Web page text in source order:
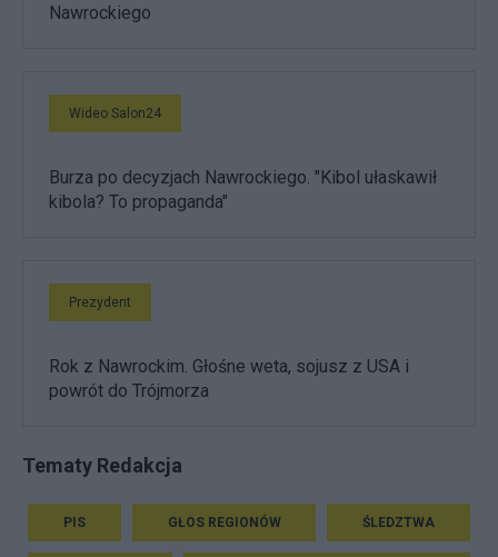
Nawrockiego
Wideo Salon24
Burza po decyzjach Nawrockiego. "Kibol ułaskawił
kibola? To propaganda"
Prezydent
Rok z Nawrockim. Głośne weta, sojusz z USA i
powrót do Trójmorza
Tematy Redakcja
PIS GŁOS REGIONÓW ŚLEDZTWA